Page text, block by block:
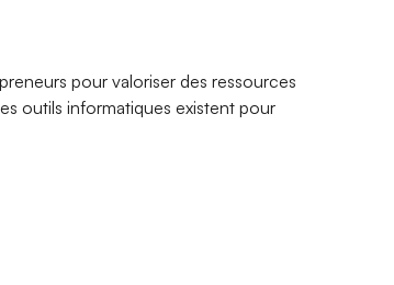
pour valoriser des ressources
outils informatiques existent pour